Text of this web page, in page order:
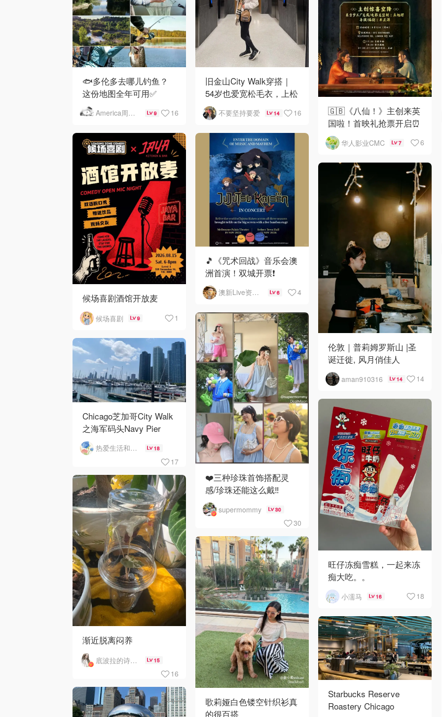
🐟多伦多去哪儿钓鱼？
这份地图全年可用✅
America周末快讯 9 16
旧金山City Walk穿搭｜
54岁也爱宽松毛衣，上松
下紧真的很救比例
不要坚持要爱 14 16
🇬🇧《八仙！》主创来英
国啦！首映礼抢票开启⏰
华人影业CMC 7 6
候场喜剧酒馆开放麦
候场喜剧 9 1
🎵《咒术回战》音乐会澳
洲首演！双城开票❗️
澳新Live资讯站 6 4
伦敦｜普莉姆罗斯山 |圣
诞迁徙, 风月俏佳人
aman910316 14 14
❤️三种珍珠首饰搭配灵
感/珍珠还能这么戴‼️
supermommy 30
30
Chicago芝加哥City Walk
之海军码头Navy Pier
热爱生活和自由的轻舞飞扬 18
17
旺仔冻痴雪糕，一起来冻
痴大吃。。
小濡马 16 18
渐近脱离闷养
底波拉的诗与歌 15
16
歌莉娅白色镂空针织衫真
的很百搭
Starbucks Reserve
Roastery Chicago